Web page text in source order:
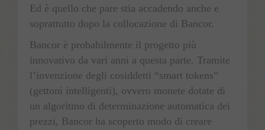
Ed è quello che pare stia accadendo anche e
soprattutto dopo la collocazione di Bancor.
Bancor è probabilmente il progetto più
innovativo da vari anni a questa parte. Tramite
l’invenzione degli cosiddetti “smart tokens”
(gettoni intelligenti), ovvero monete dotate di
un algoritmo di determinazione automatica dei
prezzi, Bancor ha scoperto modo di creare